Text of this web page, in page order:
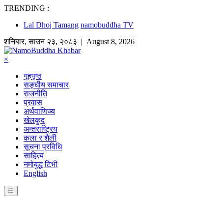
TRENDING :
Lal Dhoj Tamang namobuddha TV
शनिबार,साउन २३, २०८३ | August 8, 2026
×
गृहपृष्ठ
सङ्घीय समाचार
राजनीति
प्रवास
अर्थवाणिज्य
खेलकुद
अन्तराष्ट्रिय
कला र शैली
सूचना प्रविधि
साहित्य
नमोबुद्ध टिभी
English
☰